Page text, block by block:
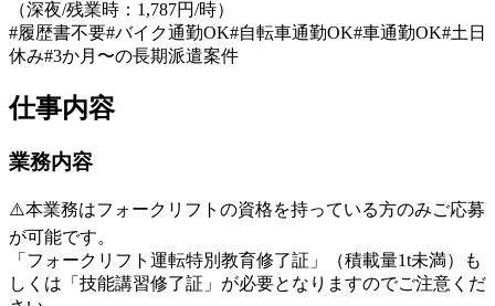
（深夜/残業時：1,787円/時）
#履歴書不要#バイク通勤OK#自転車通勤OK#車通勤OK#土日
休み#3か月〜の長期派遣案件
仕事内容
業務内容
⚠️本業務はフォークリフトの資格を持っている方のみご応募
が可能です。
「フォークリフト運転特別教育修了証」（積載量1t未満）も
しくは「技能講習修了証」が必要となりますのでご注意くだ